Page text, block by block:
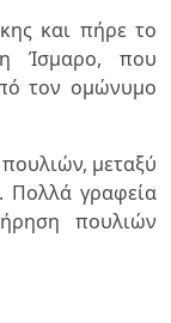
και πήρε το
Ίσμαρο, που
τον ομώνυμο
μεταξύ
Πολλά γραφεία
πουλιών